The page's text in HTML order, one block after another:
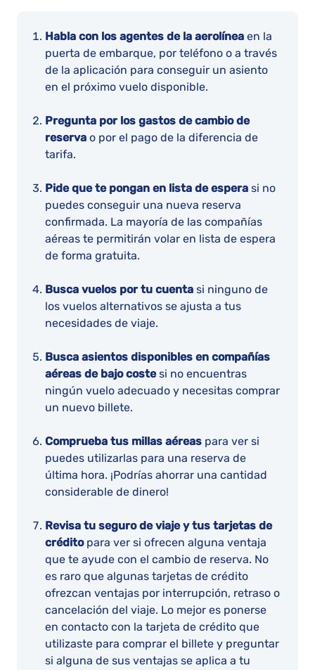
Habla con los agentes de la aerolínea en la
puerta de embarque, por teléfono o a través
de la aplicación para conseguir un asiento
en el próximo vuelo disponible.
Pregunta por los gastos de cambio de
reserva o por el pago de la diferencia de
tarifa.
Pide que te pongan en lista de espera si no
puedes conseguir una nueva reserva
confirmada. La mayoría de las compañías
aéreas te permitirán volar en lista de espera
de forma gratuita.
Busca vuelos por tu cuenta si ninguno de
los vuelos alternativos se ajusta a tus
necesidades de viaje.
Busca asientos disponibles en compañías
aéreas de bajo costesi no encuentras
ningún vuelo adecuado y necesitas comprar
un nuevo billete.
Comprueba tus millas aéreas para ver si
puedes utilizarlas para una reserva de
última hora. ¡Podrías ahorrar una cantidad
considerable de dinero!
Revisa tu seguro de viaje y tus tarjetas de
créditopara ver si ofrecen alguna ventaja
que te ayude con el cambio de reserva. No
es raro que algunas tarjetas de crédito
ofrezcan ventajas por interrupción, retraso o
cancelación del viaje. Lo mejor es ponerse
en contacto con la tarjeta de crédito que
utilizaste para comprar el billete y preguntar
si alguna de sus ventajas se aplica a tu